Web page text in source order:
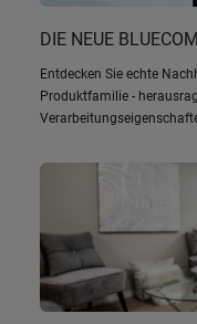
DIE NEUE
Entdecken Sie echte
Produktfamilie -